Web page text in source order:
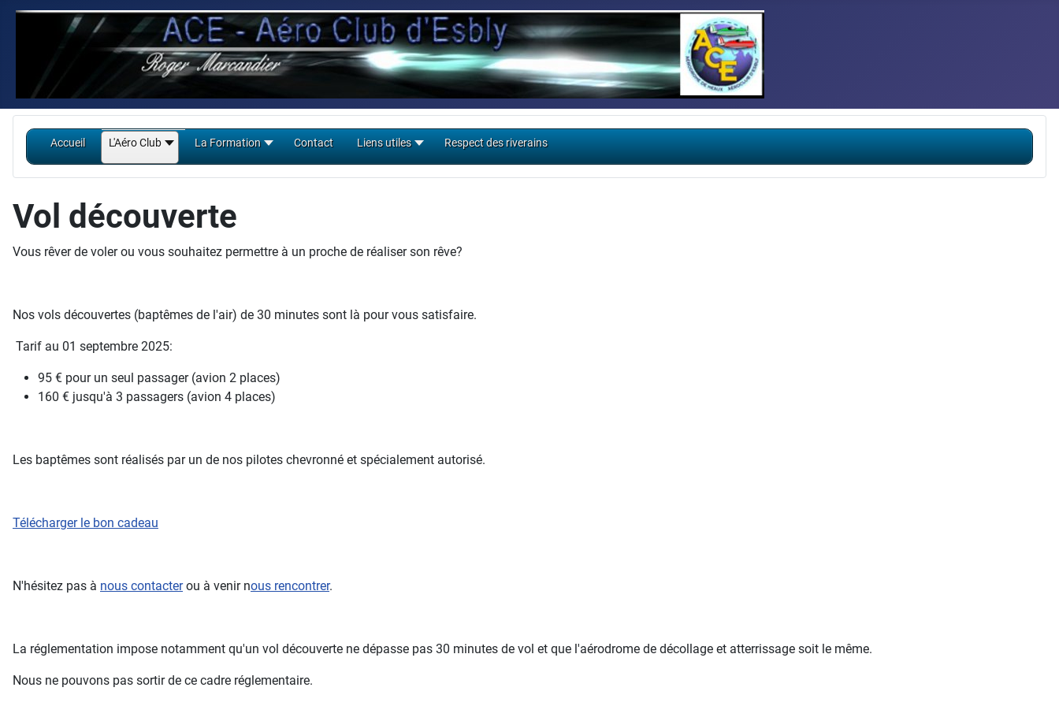
Accueil L'Aéro Club La Formation Contact Liens utiles Respect des riverains
Vol découverte
Vous rêver de voler ou vous souhaitez permettre à un proche de réaliser son rêve?
Nos vols découvertes (baptêmes de l'air) de 30 minutes sont là pour vous satisfaire.
Tarif au 01 septembre 2025:
95 € pour un seul passager (avion 2 places)
160 € jusqu'à 3 passagers (avion 4 places)
Les baptêmes sont réalisés par un de nos pilotes chevronné et spécialement autorisé.
Télécharger le bon cadeau
N'hésitez pas à nous contacterou à venir nous rencontrer.
La réglementation impose notamment qu'un vol découverte ne dépasse pas 30 minutes de vol et que l'aérodrome de décollage et atterrissage soit le même.
Nous ne pouvons pas sortir de ce cadre réglementaire.